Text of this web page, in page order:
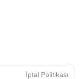
İptal Politikası